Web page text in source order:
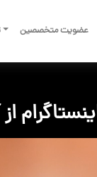
عضویت متخصصین